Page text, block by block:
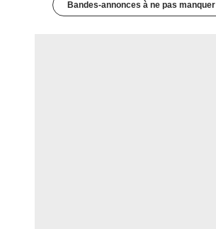
Bandes-annonces à ne pas manquer